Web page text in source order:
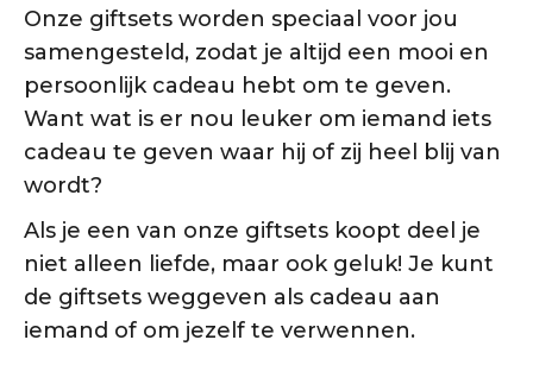
Onze giftsets worden speciaal voor jou
samengesteld, zodat je altijd een mooi en
persoonlijk cadeau hebt om te geven.
Want wat is er nou leuker om iemand iets
cadeau te geven waar hij of zij heel blij van
wordt?
Als je een van onze giftsets koopt deel je
niet alleen liefde, maar ook geluk! Je kunt
de giftsets weggeven als cadeau aan
iemand of om jezelf te verwennen.